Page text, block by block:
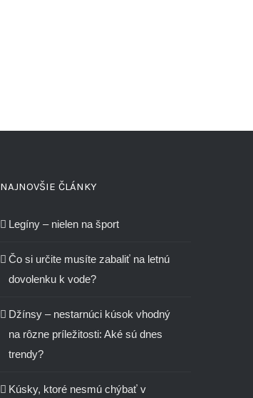
NAJNOVŠIE ČLÁNKY
Legíny – nielen na šport
Čo si určite musíte zabaliť na letnú
dovolenku k vode?
Džínsy – nestarnúci kúsok vhodný
na rôzne príležitosti: Aké sú dnes
trendy?
Kúsky, ktoré nesmú chýbať v